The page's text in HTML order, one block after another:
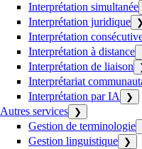
Interprétation simultanée
Interprétation juridique ❯
Interprétation
Interprétation à distance
Interprétation de liaison
Interprétariat
Interprétation par IA ❯
Autres services ❯
Gestion de terminologie
Gestion linguistique ❯